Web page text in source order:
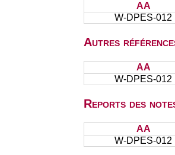
AA
W-DPES-012
Autres
AA
W-DPES-012
Reports des
AA
W-DPES-012